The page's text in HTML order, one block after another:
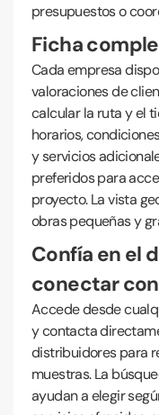
presupuestos o
Ficha
Cada empresa
valoraciones de
calcular la ruta y el
horarios,
y servicios
preferidos para
proyecto. La vista
obras pequeñas y
Confía en el
conectar
Accede desde
y contacta
distribuidores para
muestras. La
ayudan a elegir